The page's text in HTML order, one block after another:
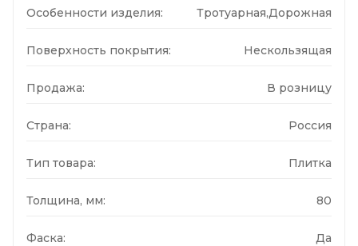
Особенности изделия: Тротуарная,Дорожная
Поверхность покрытия: Нескользящая
Продажа: В розницу
Страна: Россия
Тип товара: Плитка
Толщина, мм: 80
Фаска: Да